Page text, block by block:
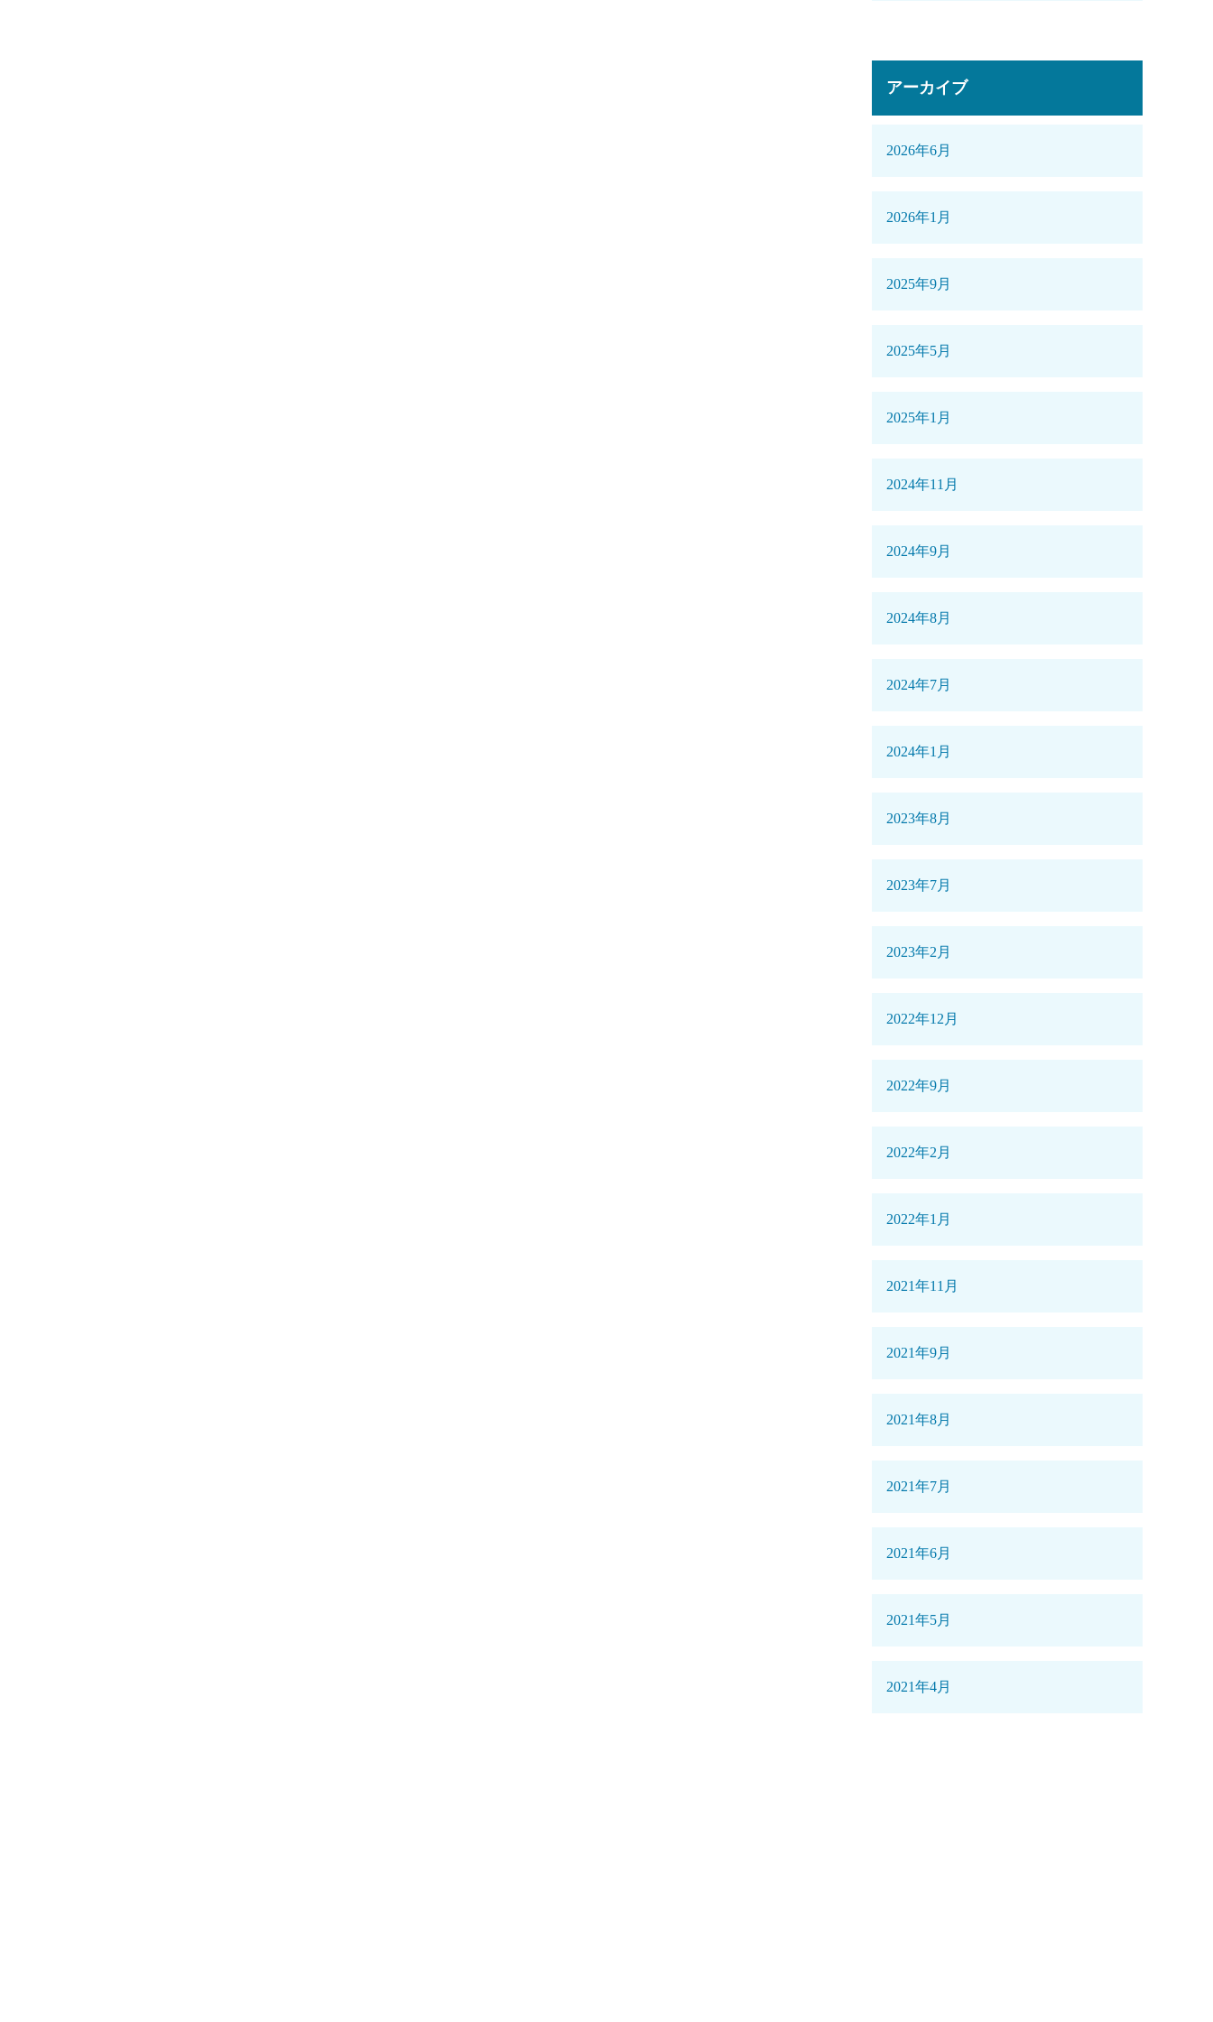
アーカイブ
2026年6月
2026年1月
2025年9月
2025年5月
2025年1月
2024年11月
2024年9月
2024年8月
2024年7月
2024年1月
2023年8月
2023年7月
2023年2月
2022年12月
2022年9月
2022年2月
2022年1月
2021年11月
2021年9月
2021年8月
2021年7月
2021年6月
2021年5月
2021年4月